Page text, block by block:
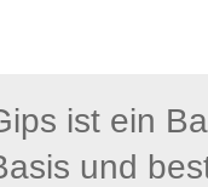
ist ein
und